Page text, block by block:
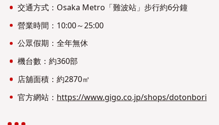
交通方式：Osaka Metro「難波站」步行約6分鐘
營業時間：10:00～25:00
公眾假期：全年無休
機台數：約360部
店舖面積：約2870㎡
官方網站：https://www.gigo.co.jp/shops/dotonbori